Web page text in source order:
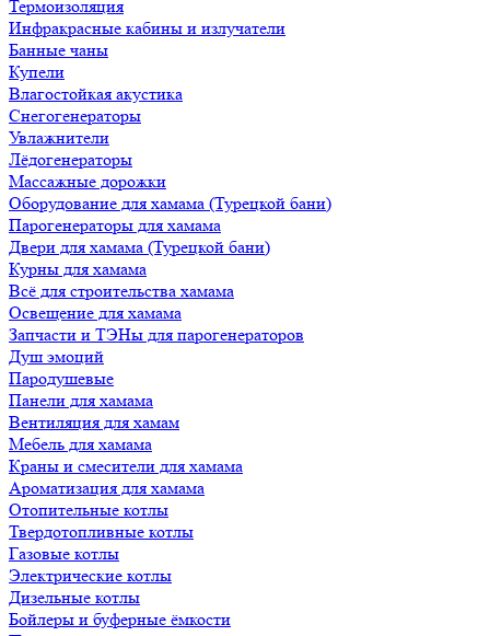
Термоизоляция
Инфракрасные кабины и излучатели
Банные чаны
Купели
Влагостойкая акустика
Снегогенераторы
Увлажнители
Лёдогенераторы
Массажные дорожки
Оборудование для хамама (Турецкой бани)
Парогенераторы для хамама
Двери для хамама (Турецкой бани)
Курны для хамама
Всё для строительства хамама
Освещение для хамама
Запчасти и ТЭНы для парогенераторов
Душ эмоций
Пародушевые
Панели для хамама
Вентиляция для хамам
Мебель для хамама
Краны и смесители для хамама
Ароматизация для хамама
Отопительные котлы
Твердотопливные котлы
Газовые котлы
Электрические котлы
Дизельные котлы
Бойлеры и буферные ёмкости